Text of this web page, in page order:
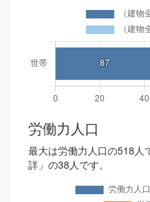
労働力人口
最大は労働力人口の518人
詳」の38人です。